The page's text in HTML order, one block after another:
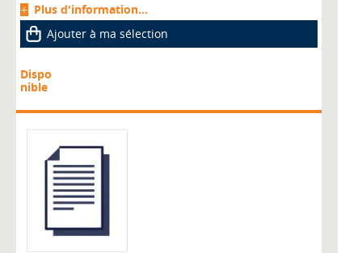
Plus d'information...
Ajouter à ma sélection
Dispo
nible